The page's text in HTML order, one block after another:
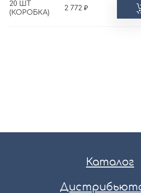
20 ШТ
(КОРОБКА)
2 772
Каталог